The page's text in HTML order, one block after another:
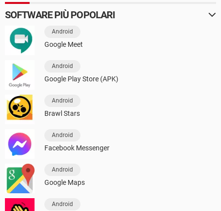
SOFTWARE PIÙ POPOLARI
Android
Google Meet
Android
Google Play Store (APK)
Android
Brawl Stars
Android
Facebook Messenger
Android
Google Maps
Android